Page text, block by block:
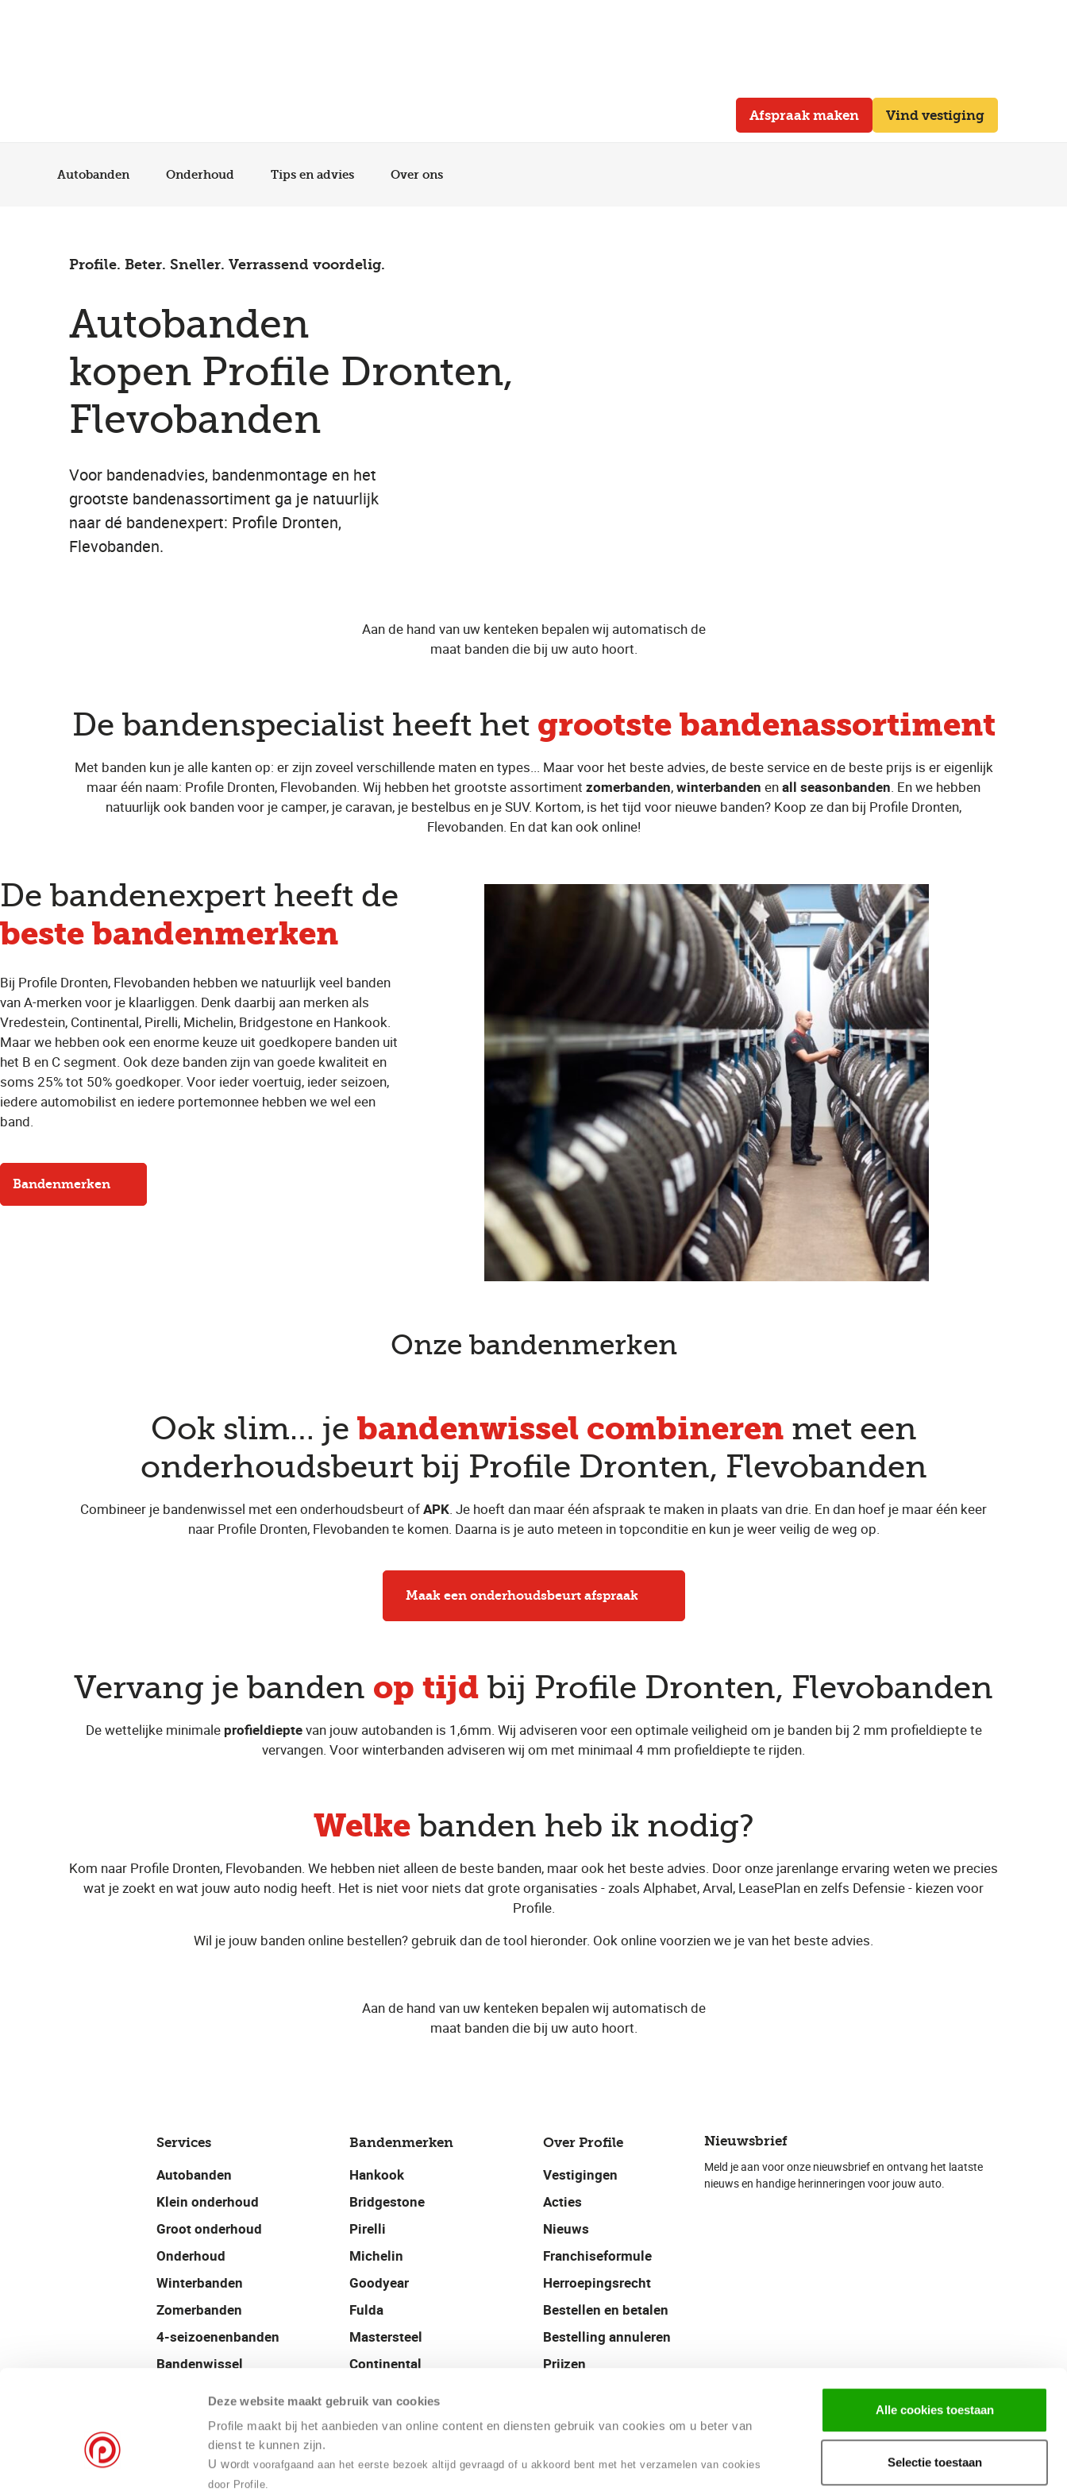
Deze website maakt gebruik van cookies
Profile maakt bij het aanbieden van online content en diensten gebruik van cookies om u beter van
dienst te kunnen zijn.
U wordt voorafgaand aan het eerste bezoek altijd gevraagd of u akkoord bent met het verzamelen van cookies
door Profile.
Alle cookies toestaan
Selectie toestaan
Afspraak maken Vind vestiging
Autobanden Onderhoud Tips en advies Over ons
Profile. Beter. Sneller. Verrassend voordelig.
Autobanden
kopen Profile Dronten,
Flevobanden
Voor bandenadvies, bandenmontage en het
grootste bandenassortiment ga je natuurlijk
naar dé bandenexpert: Profile Dronten,
Flevobanden.
Aan de hand van uw kenteken bepalen wij automatisch de
maat banden die bij uw auto hoort.
De bandenspecialist heeft het grootste bandenassortiment
Met banden kun je alle kanten op: er zijn zoveel verschillende maten en types... Maar voor het beste advies, de beste service en de beste prijs is er eigenlijk
maar één naam: Profile Dronten, Flevobanden. Wij hebben het grootste assortiment zomerbanden,winterbanden enall seasonbanden. En we hebben
natuurlijk ook banden voor je camper, je caravan, je bestelbus en je SUV. Kortom, is het tijd voor nieuwe banden? Koop ze dan bij Profile Dronten,
Flevobanden. En dat kan ook online!
De bandenexpert heeft de
beste bandenmerken
Bij Profile Dronten, Flevobanden hebben we natuurlijk veel banden
van A-merken voor je klaarliggen. Denk daarbij aan merken als
Vredestein, Continental, Pirelli, Michelin, Bridgestone en Hankook.
Maar we hebben ook een enorme keuze uit goedkopere banden uit
het B en C segment. Ook deze banden zijn van goede kwaliteit en
soms 25% tot 50% goedkoper. Voor ieder voertuig, ieder seizoen,
iedere automobilist en iedere portemonnee hebben we wel een
band.
Bandenmerken
Onze bandenmerken
Ook slim… je bandenwissel combinerenmet een
onderhoudsbeurt bij Profile Dronten, Flevobanden
Combineer je bandenwissel met een onderhoudsbeurt ofAPK. Je hoeft dan maar één afspraak te maken in plaats van drie. En dan hoef je maar één keer
naar Profile Dronten, Flevobanden te komen. Daarna is je auto meteen in topconditie en kun je weer veilig de weg op.
Maak een onderhoudsbeurt afspraak
Vervang je banden op tijd bij Profile Dronten, Flevobanden
De wettelijke minimale profieldieptevan jouw autobanden is 1,6mm. Wij adviseren voor een optimale veiligheid om je banden bij 2 mm profieldiepte te
vervangen. Voor winterbanden adviseren wij om met minimaal 4 mm profieldiepte te rijden.
Welke banden heb ik nodig?
Kom naar Profile Dronten, Flevobanden. We hebben niet alleen de beste banden, maar ook het beste advies. Door onze jarenlange ervaring weten we precies
wat je zoekt en wat jouw auto nodig heeft. Het is niet voor niets dat grote organisaties - zoals Alphabet, Arval, LeasePlan en zelfs Defensie - kiezen voor
Profile.
Wil je jouw banden online bestellen? gebruik dan de tool hieronder. Ook online voorzien we je van het beste advies.
Aan de hand van uw kenteken bepalen wij automatisch de
maat banden die bij uw auto hoort.
Services
Autobanden
Klein onderhoud
Groot onderhoud
Onderhoud
Winterbanden
Zomerbanden
4-seizoenenbanden
Bandenwissel
Balanceren
Airco onderhoud
Bandenmerken
Hankook
Bridgestone
Pirelli
Michelin
Goodyear
Fulda
Mastersteel
Continental
Over Profile
Vestigingen
Acties
Nieuws
Franchiseformule
Herroepingsrecht
Bestellen en betalen
Bestelling annuleren
Prijzen
Profile Nederland
Nieuwsbrief
Meld je aan voor onze nieuwsbrief en ontvang het laatste
nieuws en handige herinneringen voor jouw auto.